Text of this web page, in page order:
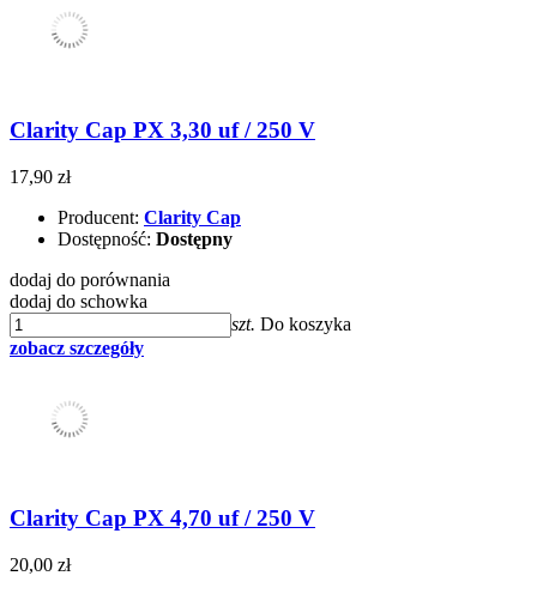
Clarity Cap PX 3,30 uf / 250 V
17,90 zł
Producent: Clarity Cap
Dostępność: Dostępny
dodaj do porównania
dodaj do schowka
szt. Do koszyka
zobacz szczegóły
Clarity Cap PX 4,70 uf / 250 V
20,00 zł